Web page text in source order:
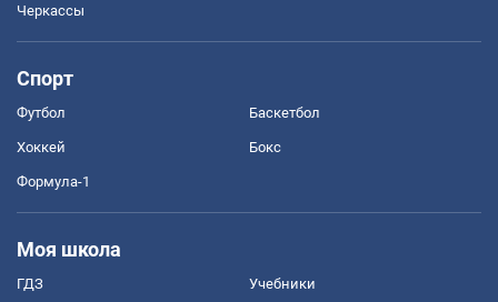
Черкассы
Спорт
Футбол Баскетбол
Хоккей Бокс
Формула-1
Моя школа
ГДЗ Учебники